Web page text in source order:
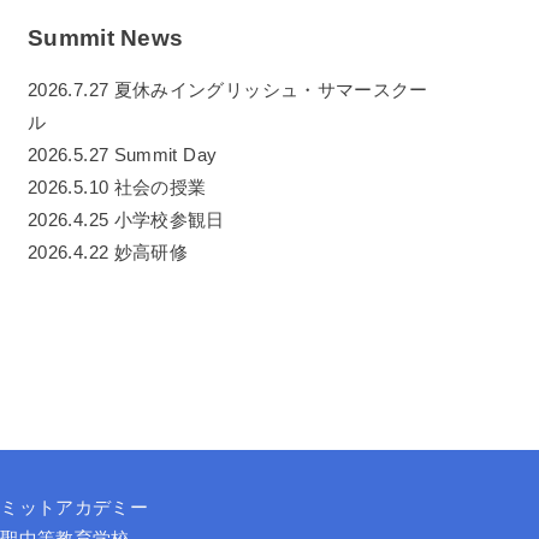
Summit News
2026.7.27 夏休みイングリッシュ・サマースクー
ル
2026.5.27 Summit Day
2026.5.10 社会の授業
2026.4.25 小学校参観日
2026.4.22 妙高研修
ットアカデミー